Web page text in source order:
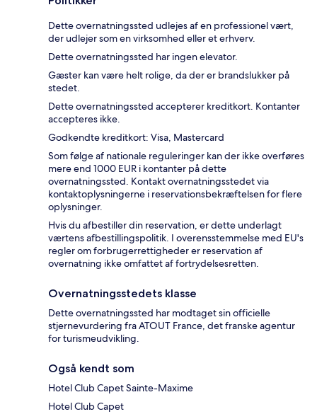
Dette overnatningssted udlejes af en professionel vært,
der udlejer som en virksomhed eller et erhverv.
Dette overnatningssted har ingen elevator.
Gæster kan være helt rolige, da der er brandslukker på
stedet.
Dette overnatningssted accepterer kreditkort. Kontanter
accepteres ikke.
Godkendte kreditkort: Visa, Mastercard
Som følge af nationale reguleringer kan der ikke overføres
mere end 1000 EUR i kontanter på dette
overnatningssted. Kontakt overnatningsstedet via
kontaktoplysningerne i reservationsbekræftelsen for flere
oplysninger.
Hvis du afbestiller din reservation, er dette underlagt
værtens afbestillingspolitik. I overensstemmelse med EU's
regler om forbrugerrettigheder er reservation af
overnatning ikke omfattet af fortrydelsesretten.
Overnatningsstedets klasse
Dette overnatningssted har modtaget sin officielle
stjernevurdering fra ATOUT France, det franske agentur
for turismeudvikling.
Også kendt som
Hotel Club Capet Sainte-Maxime
Hotel Club Capet